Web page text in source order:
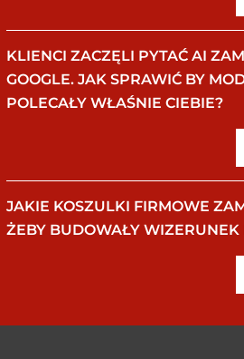
KLIENCI ZACZĘLI PYTAĆ AI
GOOGLE. JAK SPRAWIĆ BY
POLECAŁY WŁAŚNIE CIEBIE?
JAKIE KOSZULKI FIRMOWE
ŻEBY BUDOWAŁY WIZERUNEK